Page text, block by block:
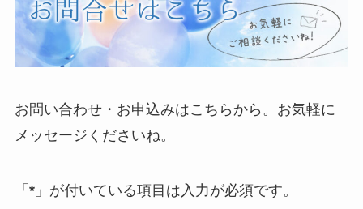
お問い合わせ・お申込みはこちらから。お気軽に
メッセージくださいね。
「 *」が付いている項目は入力が必須です。